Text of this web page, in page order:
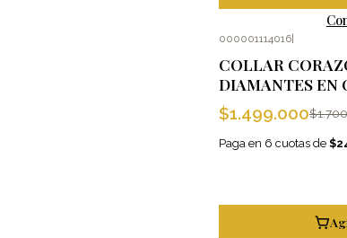
000001114016
COLLAR
DIAMANTES EN
$1.499.000
Paga en 6 cuotas de